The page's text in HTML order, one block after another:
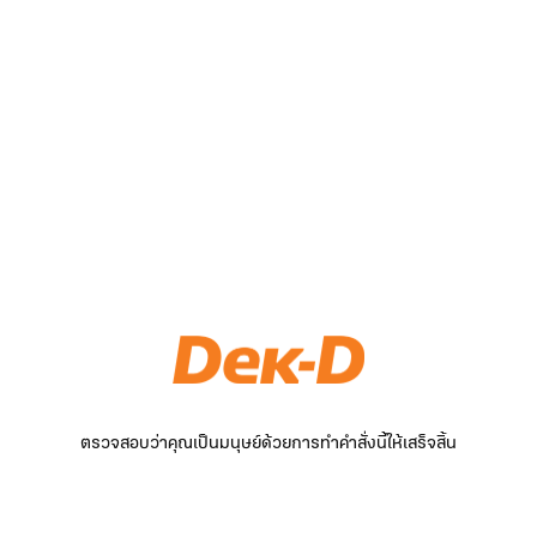
ตรวจสอบว่าคุณเป็นมนุษย์ด้วยการทำคำสั่งนี้ให้เสร็จสิ้น